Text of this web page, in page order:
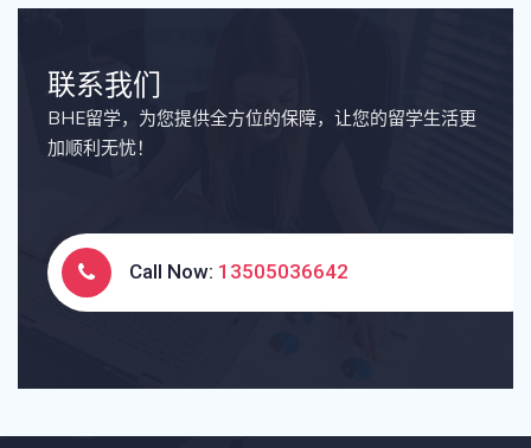
联系我们
BHE留学，为您提供全方位的保障，让您的留学生活更
加顺利无忧！
Call Now: 13505036642